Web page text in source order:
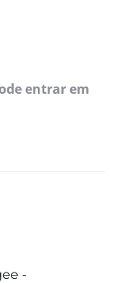
entrar em
-